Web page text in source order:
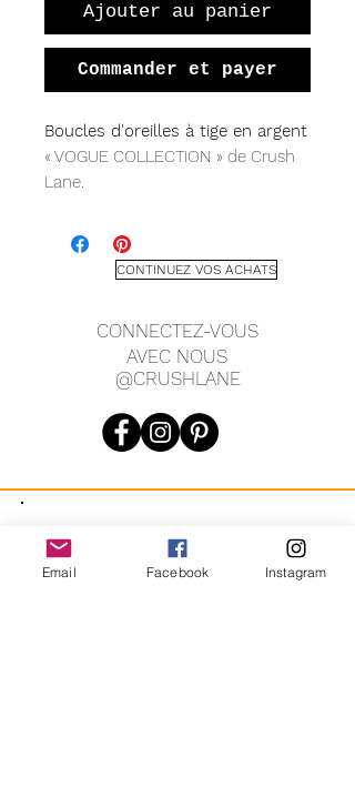
Ajouter au panier
Commander et payer
Boucles d'oreilles à tige en argent
« VOGUE COLLECTION » de Crush
Lane.
longueur avec tige et papillon.
CONTINUEZ VOS ACHATS
CONNECTEZ-VOUS
AVEC NOUS
@CRUSHLANE
JOIN OUR MAILING LIST
Email Facebook Instagram